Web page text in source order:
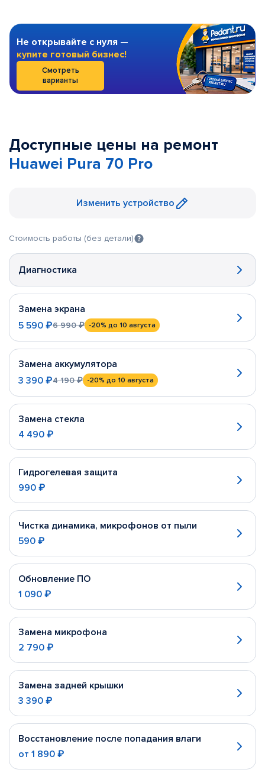
Не открывайте с нуля —
купите готовый бизнес!
Смотреть
варианты
Доступные цены на ремонт
Huawei Pura 70 Pro
Изменить устройство
Стоимость работы (без детали)
Диагностика
Замена экрана
5 590 ₽6 990 ₽ -20% до 10 августа
Замена аккумулятора
3 390 ₽4 190 ₽ -20% до 10 августа
Замена стекла
4 490 ₽
Гидрогелевая защита
990 ₽
Чистка динамика, микрофонов от пыли
590 ₽
Обновление ПО
1 090 ₽
Замена микрофона
2 790 ₽
Замена задней крышки
3 390 ₽
Восстановление после попадания влаги
от 1 890 ₽